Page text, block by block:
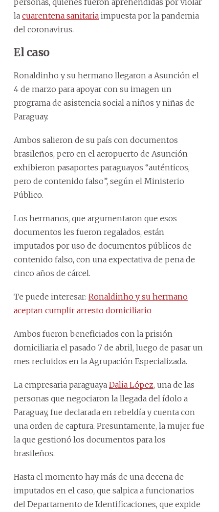
la cuarentena sanitaria impuesta por la pandemia
del coronavirus.
El caso
Ronaldinho y su hermano llegaron a Asunción el
4 de marzo para apoyar con su imagen un
programa de asistencia social a niños y niñas de
Paraguay.
Ambos salieron de su país con documentos
brasileños, pero en el aeropuerto de Asunción
exhibieron pasaportes paraguayos “auténticos,
pero de contenido falso”, según el Ministerio
Público.
Los hermanos, que argumentaron que esos
documentos les fueron regalados, están
imputados por uso de documentos públicos de
contenido falso, con una expectativa de pena de
cinco años de cárcel.
Te puede interesar: Ronaldinho y su hermano
aceptan cumplir arresto domiciliario
Ambos fueron beneficiados con la prisión
domiciliaria el pasado 7 de abril, luego de pasar un
mes recluidos en la Agrupación Especializada.
La empresaria paraguaya Dalia López, una de las
personas que negociaron la llegada del ídolo a
Paraguay, fue declarada en rebeldía y cuenta con
una orden de captura. Presuntamente, la mujer fue
la que gestionó los documentos para los
brasileños.
Hasta el momento hay más de una decena de
imputados en el caso, que salpica a funcionarios
del Departamento de Identificaciones, que expide